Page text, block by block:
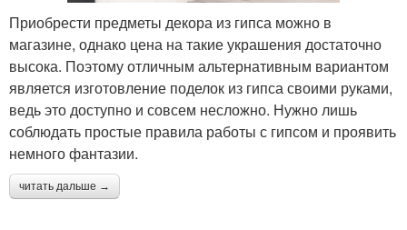
Приобрести предметы декора из гипса можно в
магазине, однако цена на такие украшения достаточно
высока. Поэтому отличным альтернативным вариантом
является изготовление поделок из гипса своими руками,
ведь это доступно и совсем несложно. Нужно лишь
соблюдать простые правила работы с гипсом и проявить
немного фантазии.
читать дальше →